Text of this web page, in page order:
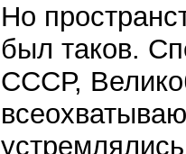
Но
был таков.
СССР,